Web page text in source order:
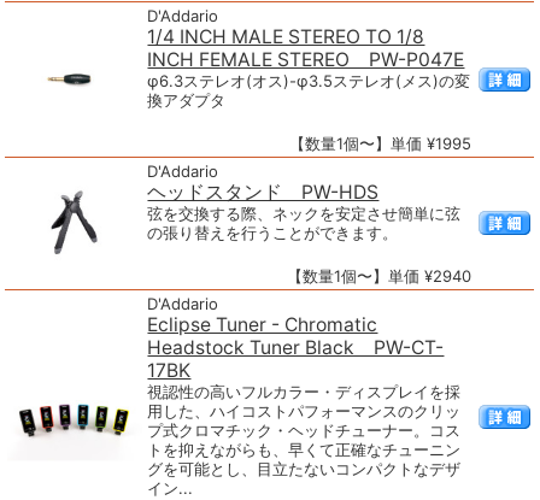
D'Addario
1/4 INCH MALE STEREO TO 1/8
INCH FEMALE STEREO PW-P047E
φ6.3ステレオ(オス)-φ3.5ステレオ(メス)の変
換アダプタ
【数量1個〜】単価 ¥1995
D'Addario
ヘッドスタンド PW-HDS
弦を交換する際、ネックを安定させ簡単に弦
の張り替えを行うことができます。
【数量1個〜】単価 ¥2940
D'Addario
Eclipse Tuner - Chromatic
Headstock Tuner Black PW-CT-
17BK
視認性の高いフルカラー・ディスプレイを採
用した、ハイコストパフォーマンスのクリッ
プ式クロマチック・ヘッドチューナー。コス
トを抑えながらも、早くて正確なチューニン
グを可能とし、目立たないコンパクトなデザ
イン...